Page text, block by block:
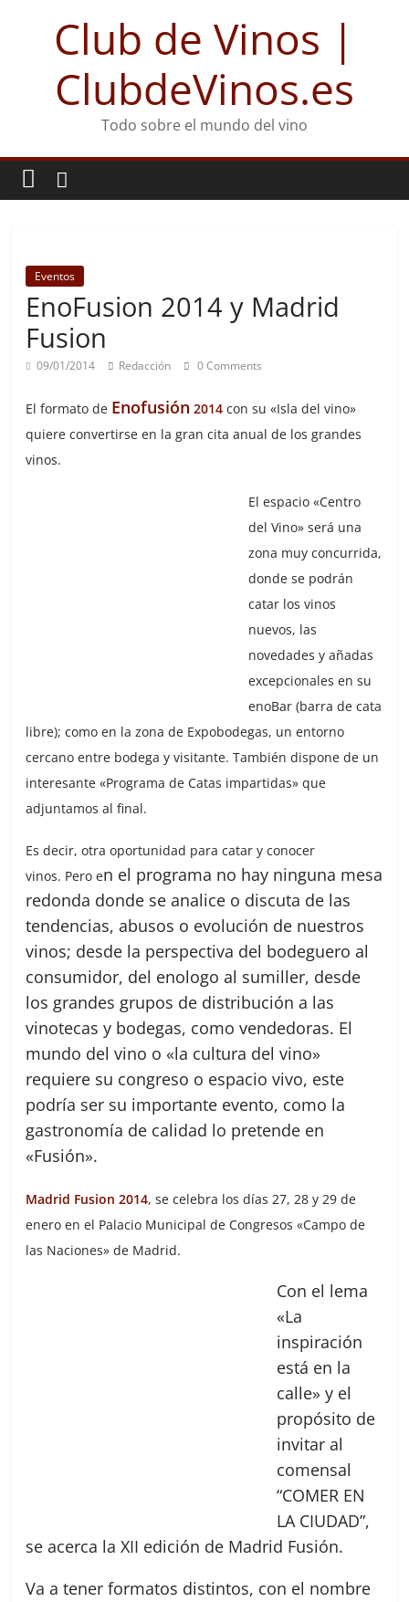
Club de Vinos |
ClubdeVinos.es
Todo sobre el mundo del vino
Eventos
EnoFusion 2014 y Madrid
Fusion
09/01/2014 Redacción 0 Comments
El formato de Enofusión 2014 con su «Isla del vino»
quiere convertirse en la gran cita anual de los grandes
vinos.
El espacio «Centro
del Vino» será una
zona muy concurrida,
donde se podrán
catar los vinos
nuevos, las
novedades y añadas
excepcionales en su
enoBar (barra de cata
libre); como en la zona de Expobodegas, un entorno
cercano entre bodega y visitante. También dispone de un
interesante «Programa de Catas impartidas» que
adjuntamos al final.
Es decir, otra oportunidad para catar y conocer
vinos. Pero en el programa no hay ninguna mesa
redonda donde se analice o discuta de las
tendencias, abusos o evolución de nuestros
vinos; desde la perspectiva del bodeguero al
consumidor, del enologo al sumiller, desde
los grandes grupos de distribución a las
vinotecas y bodegas, como vendedoras. El
mundo del vino o «la cultura del vino»
requiere su congreso o espacio vivo, este
podría ser su importante evento, como la
gastronomía de calidad lo pretende en
«Fusión».
Madrid Fusion 2014, se celebra los días 27, 28 y 29 de
enero en el Palacio Municipal de Congresos «Campo de
las Naciones» de Madrid.
Con el lema
«La
inspiración
está en la
calle» y el
propósito de
invitar al
comensal
“COMER EN
LA CIUDAD”,
se acerca la XII edición de Madrid Fusión.
Va a tener formatos distintos, con el nombre